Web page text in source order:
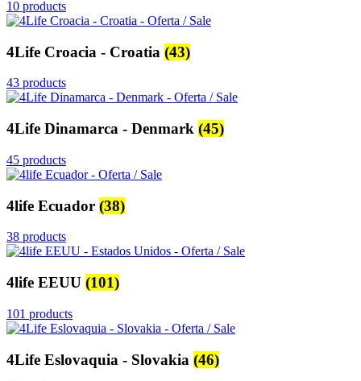
10 products
4Life Croacia - Croatia (43)
43 products
4Life Dinamarca - Denmark (45)
45 products
4life Ecuador (38)
38 products
4life EEUU (101)
101 products
4Life Eslovaquia - Slovakia (46)